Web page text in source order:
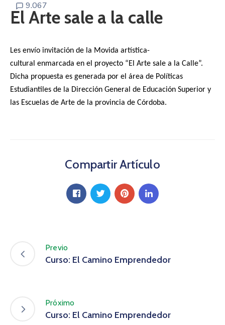
9.067
El Arte sale a la calle
Les envío invitación de la Movida artística-
cultural enmarcada en el proyecto “El Arte sale a la Calle”.
Dicha propuesta es generada por el área de Políticas
Estudiantiles de la Dirección General de Educación Superior y
las Escuelas de Arte de la provincia de Córdoba.
Compartir Artículo
Previo
Curso: El Camino Emprendedor
Próximo
Curso: El Camino Emprendedor